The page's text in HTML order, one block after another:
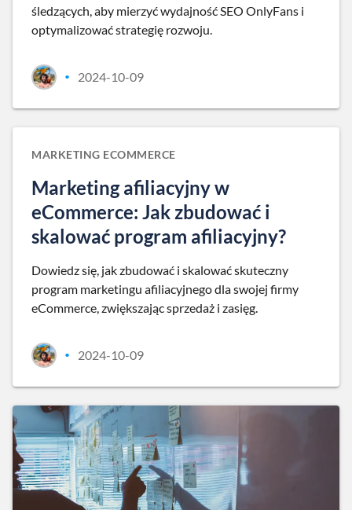
śledzących, aby mierzyć wydajność SEO OnlyFans i
optymalizować strategię rozwoju.
• 2024-10-09
MARKETING ECOMMERCE
Marketing afiliacyjny w
eCommerce: Jak zbudować i
skalować program afiliacyjny?
Dowiedz się, jak zbudować i skalować skuteczny
program marketingu afiliacyjnego dla swojej firmy
eCommerce, zwiększając sprzedaż i zasięg.
• 2024-10-09